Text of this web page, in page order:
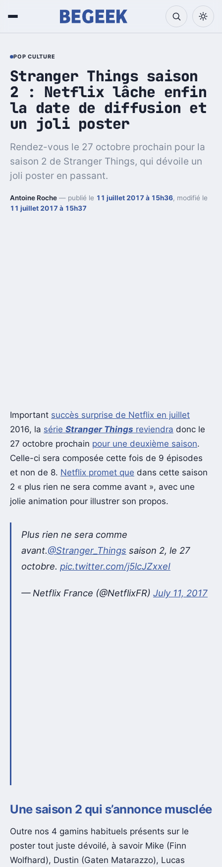
POP CULTURE
Stranger Things saison
2 : Netflix lâche enfin
la date de diffusion et
un joli poster
Rendez-vous le 27 octobre prochain pour la
saison 2 de Stranger Things, qui dévoile un
joli poster en passant.
Antoine Roche — publié le 11 juillet 2017 à 15h36, modifié le
11 juillet 2017 à 15h37
Important succès surprise de Netflix en juillet
2016, la série Stranger Things reviendra donc le
27 octobre prochain pour une deuxième saison.
Celle-ci sera composée cette fois de 9 épisodes
et non de 8. Netflix promet que dans cette saison
2 « plus rien ne sera comme avant », avec une
jolie animation pour illustrer son propos.
Plus rien ne sera comme
avant.@Stranger_Things saison 2, le 27
octobre. pic.twitter.com/j5lcJZxxeI
— Netflix France (@NetflixFR) July 11, 2017
Une saison 2 qui s’annonce musclée
Outre nos 4 gamins habituels présents sur le
poster tout juste dévoilé, à savoir Mike (Finn
Wolfhard), Dustin (Gaten Matarazzo), Lucas